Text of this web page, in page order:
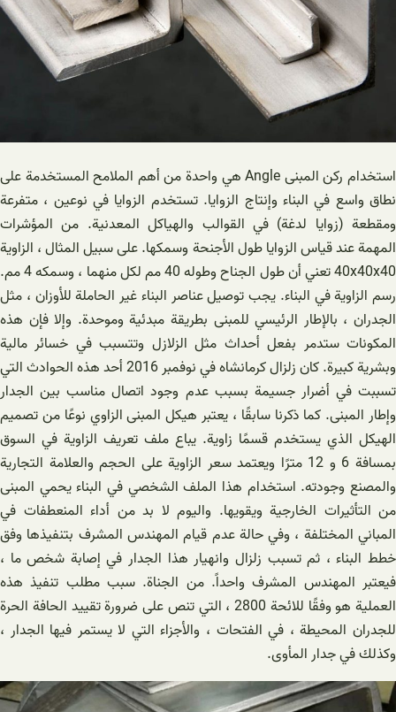
استخدام ركن المبنى Angle هي واحدة من أهم الملامح المستخدمة على
نطاق واسع في البناء وإنتاج الزوايا. تستخدم الزوايا في نوعين ، متفرعة
ومقطعة (زوايا لدغة) في القوالب والهياكل المعدنية. من المؤشرات
المهمة عند قياس الزوايا طول الأجنحة وسمكها. على سبيل المثال ، الزاوية
40x40x40 تعني أن طول الجناح وطوله 40 مم لكل منهما ، وسمكه 4 مم.
رسم الزاوية في البناء. يجب توصيل عناصر البناء غير الحاملة للأوزان ، مثل
الجدران ، بالإطار الرئيسي للمبنى بطريقة مبدئية وموحدة. وإلا فإن هذه
المكونات ستدمر بفعل أحداث مثل الزلازل وتتسبب في خسائر مالية
وبشرية كبيرة. كان زلزال كرمانشاه في نوفمبر 2016 أحد هذه الحوادث التي
تسببت في أضرار جسيمة بسبب عدم وجود اتصال مناسب بين الجدار
وإطار المبنى. كما ذكرنا سابقًا ، يعتبر هيكل المبنى الزاوي نوعًا من تصميم
الهيكل الذي يستخدم قسمًا زاوية. يباع ملف تعريف الزاوية في السوق
بمسافة 6 و 12 مترًا ويعتمد سعر الزاوية على الحجم والعلامة التجارية
والمصنع وجودته. استخدام هذا الملف الشخصي في البناء يحمي المبنى
من التأثيرات الخارجية ويقويها. واليوم لا بد من أداء المنعطفات في
المباني المختلفة ، وفي حالة عدم قيام المهندس المشرف بتنفيذها وفق
خطط البناء ، ثم تسبب زلزال وانهيار هذا الجدار في إصابة شخص ما ،
فيعتبر المهندس المشرف واحداً. من الجناة. سبب مطلب تنفيذ هذه
العملية هو وفقًا للائحة 2800 ، التي تنص على ضرورة تقييد الحافة الحرة
للجدران المحيطة ، في الفتحات ، والأجزاء التي لا يستمر فيها الجدار ،
وكذلك في جدار المأوى.